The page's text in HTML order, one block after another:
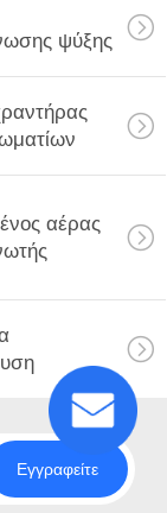
ψύξης
αέρας
Εγγραφείτε